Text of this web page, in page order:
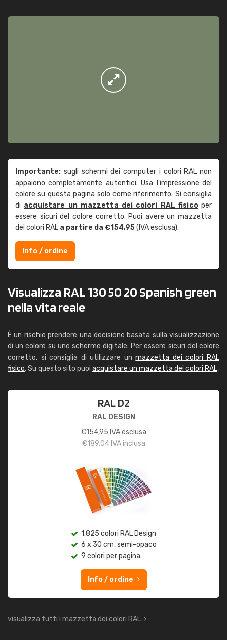
Importante: sugli schermi dei computer i colori RAL non
appaiono completamente autentici. Usa l'impressione del
colore su questa pagina solo come riferimento. Si consiglia
di acquistare un mazzetta dei colori RAL fisicoper
essere sicuri del colore corretto. Puoi avere un mazzetta
dei colori RAL a partire da €154,95(IVA esclusa).
Info / ordine
Visualizza RAL 130 50 20 Spanish green
nella vita reale
È un rischio prendere una decisione basata sulla visualizzazione
di un colore su uno schermo digitale. Per essere sicuri del colore
corretto, si consiglia di utilizzare unmazzetta dei colori RAL
fisico. Su questo sito puoi acquistare un mazzetta dei colori RAL.
RAL D2
RAL DESIGN
€154,95 IVA esclusa
€189,04IVA inclusa
1.825 colori RAL Design
6 x 30 cm, semi-opaco
9 colori per pagina
Info / ordine
visualizza tutti i mazzetta dei colori RAL